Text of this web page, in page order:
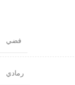
فضي
رمادي